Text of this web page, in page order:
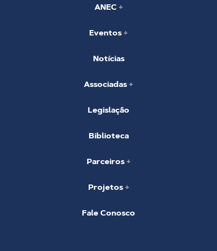
ANEC
Eventos
Notícias
Associadas
Legislação
Biblioteca
Parceiros
Projetos
Fale Conosco